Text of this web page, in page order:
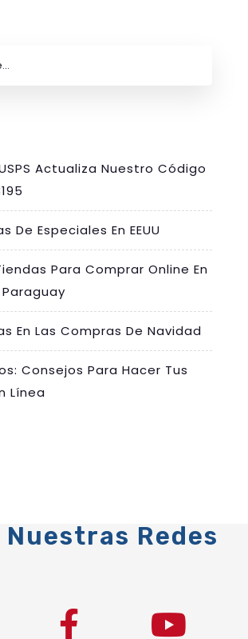
Actualiza Nuestro Código
De Especiales En EEUU
Para Comprar Online En
Paraguay
En Las Compras De Navidad
Consejos Para Hacer Tus
Línea
Redes